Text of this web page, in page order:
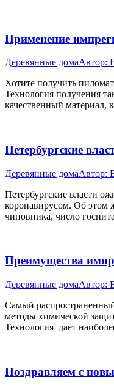
Применение
Деревянные домаАвтор:
Хотите получить
Технология получения
качественный материал,
Петербургские
Деревянные домаАвтор:
Петербургские власти
коронавирусом. Об этом
чиновника, число
Преимущества
Деревянные домаАвтор:
Самый
методы химической
Технология дает
Поздравляем с